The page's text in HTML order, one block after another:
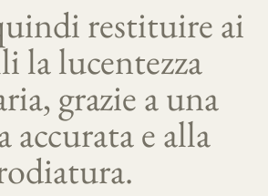
restituire ai
la lucentezza
grazie a una
accurata e alla